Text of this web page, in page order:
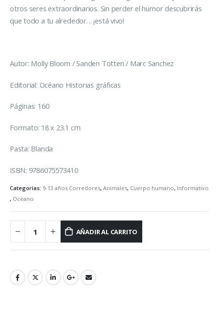
otros seres extraordinarios. Sin perder el humor descubrirás
que todo a tu alrededor… ¡está vivo!
Autor: Molly Bloom / Sanden Totten / Marc Sanchez
Editorial: Océano Historias gráficas
Páginas: 160
Formato: 18 x 23.1 cm
Pasta: Blanda
ISBN: 9786075573410
Categorías: 9-13 años Corredores, Animales, Cuerpo humano, Informativo
, Oceano
AÑADIR AL CARRITO